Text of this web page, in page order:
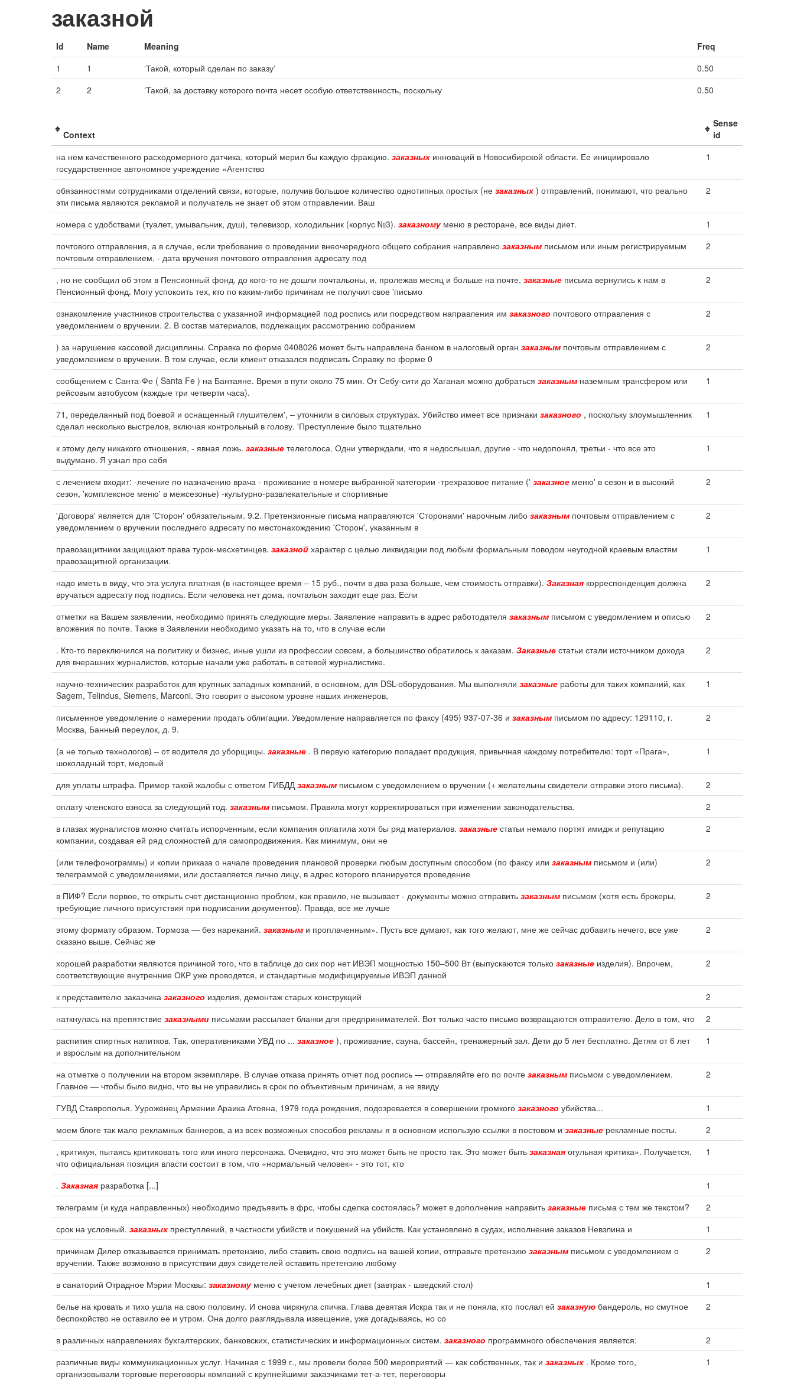
заказной
Id Name Meaning
Freq
1
1 ʻТакой, который сделан по заказуʼ
0.50
2
2 ʻТакой, за доставку которого почта несет особую ответственность, поскольку 0.50
Context
Sense
id
на нем качественного расходомерного датчика, который мерил бы каждую фракцию. заказных инноваций в Новосибирской области. Ее инициировало
государственное автономное учреждение «Агентство
1
обязанностями сотрудниками отделений связи, которые, получив большое количество однотипных простых (не заказных ) отправлений, понимают, что реально
эти письма являются рекламой и получатель не знает об этом отправлении. Ваш
2
номера с удобствами (туалет, умывальник, душ), телевизор, холодильник (корпус №3). заказномуменю в ресторане, все виды диет.
1
почтового отправления, а в случае, если требование о проведении внеочередного общего собрания направлено заказным письмом или иным регистрируемым
почтовым отправлением, - дата вручения почтового отправления адресату под
2
, но не сообщил об этом в Пенсионный фонд, до кого-то не дошли почтальоны, и, пролежав месяц и больше на почте, заказные письма вернулись к нам в
Пенсионный фонд. Могу успокоить тех, кто по каким-либо причинам не получил свое 'письмо
2
ознакомление участников строительства с указанной информацией под роспись или посредством направления им заказного почтового отправления с
уведомлением о вручении. 2. В состав материалов, подлежащих рассмотрению собранием
2
) за нарушение кассовой дисциплины. Справка по форме 0408026 может быть направлена банком в налоговый орган заказным почтовым отправлением с
уведомлением о вручении. В том случае, если клиент отказался подписать Справку по форме 0
2
сообщением с Санта-Фе ( Santa Fe ) на Бантаяне. Время в пути около 75 мин. От Себу-сити до Хаганая можно добраться заказным наземным трансфером или
рейсовым автобусом (каждые три четверти часа).
1
71, переделанный под боевой и оснащенный глушителем', – уточнили в силовых структурах. Убийство имеет все признаки заказного , поскольку злоумышленник
сделал несколько выстрелов, включая контрольный в голову. 'Преступление было тщательно
1
к этому делу никакого отношения, - явная ложь. заказные телеголоса. Одни утверждали, что я недослышал, другие - что недопонял, третьи - что все это
выдумано. Я узнал про себя
1
с лечением входит: -лечение по назначению врача - проживание в номере выбранной категории -трехразовое питание (' заказное меню' в сезон и в высокий
сезон, 'комплексное меню' в межсезонье) -культурно-развлекательные и спортивные
2
'Договора' является для 'Сторон' обязательным. 9.2. Претензионные письма направляются 'Сторонами' нарочным либо заказным почтовым отправлением с
уведомлением о вручении последнего адресату по местонахождению 'Сторон', указанным в
2
правозащитники защищают права турок-месхетинцев. заказной характер с целью ликвидации под любым формальным поводом неугодной краевым властям
правозащитной организации.
1
надо иметь в виду, что эта услуга платная (в настоящее время – 15 руб., почти в два раза больше, чем стоимость отправки). Заказная корреспонденция должна
вручаться адресату под подпись. Если человека нет дома, почтальон заходит еще раз. Если
2
отметки на Вашем заявлении, необходимо принять следующие меры. Заявление направить в адрес работодателя заказным письмом с уведомлением и описью
вложения по почте. Также в Заявлении необходимо указать на то, что в случае если
2
. Кто-то переключился на политику и бизнес, иные ушли из профессии совсем, а большинство обратилось к заказам. Заказные статьи стали источником дохода
для вчерашних журналистов, которые начали уже работать в сетевой журналистике.
2
научно-технических разработок для крупных западных компаний, в основном, для DSL-оборудования. Мы выполняли заказные работы для таких компаний, как
Sagem, Telindus, Siemens, Marconi. Это говорит о высоком уровне наших инженеров,
1
письменное уведомление о намерении продать облигации. Уведомление направляется по факсу (495) 937-07-36 и заказным письмом по адресу: 129110, г.
Москва, Банный переулок, д. 9.
2
(а не только технологов) – от водителя до уборщицы. заказные . В первую категорию попадает продукция, привычная каждому потребителю: торт «Прага»,
шоколадный торт, медовый
1
для уплаты штрафа. Пример такой жалобы с ответом ГИБДДзаказным письмом с уведомлением о вручении (+ желательны свидетели отправки этого письма).
2
оплату членского взноса за следующий год. заказным письмом. Правила могут корректироваться при изменении законодательства.
2
в глазах журналистов можно считать испорченным, если компания оплатила хотя бы ряд материалов. заказные статьи немало портят имидж и репутацию
компании, создавая ей ряд сложностей для самопродвижения. Как минимум, они не
2
(или телефонограммы) и копии приказа о начале проведения плановой проверки любым доступным способом (по факсу или заказным письмом и (или)
телеграммой с уведомлениями, или доставляется лично лицу, в адрес которого планируется проведение
2
в ПИФ? Если первое, то открыть счет дистанционно проблем, как правило, не вызывает - документы можно отправить заказным письмом (хотя есть брокеры,
требующие личного присутствия при подписании документов). Правда, все же лучше
2
этому формату образом. Тормоза — без нареканий. заказным и проплаченным». Пусть все думают, как того желают, мне же сейчас добавить нечего, все уже
сказано выше. Сейчас же
2
хорошей разработки являются причиной того, что в таблице до сих пор нет ИВЭП мощностью 150–500 Вт (выпускаются только заказные изделия). Впрочем,
соответствующие внутренние ОКР уже проводятся, и стандартные модифицируемые ИВЭП данной
2
к представителю заказчика заказного изделия, демонтаж старых конструкций
2
наткнулась на препятствие заказными письмами рассылает бланки для предпринимателей. Вот только часто письмо возвращаются отправителю. Дело в том, что
2
распития спиртных напитков. Так, оперативниками УВД по ... заказное ), проживание, сауна, бассейн, тренажерный зал. Дети до 5 лет бесплатно. Детям от 6 лет
и взрослым на дополнительном
1
на отметке о получении на втором экземпляре. В случае отказа принять отчет под роспись — отправляйте его по почте заказным письмом с уведомлением.
Главное — чтобы было видно, что вы не управились в срок по объективным причинам, а не ввиду
2
ГУВД Ставрополья. Ууроженец Армении Араика Атояна, 1979 года рождения, подозревается в совершении громкого заказного убийства...
1
моем блоге так мало рекламных баннеров, а из всех возможных способов рекламы я в основном использую ссылки в постовом и заказные рекламные посты.
2
, критикуя, пытаясь критиковать того или иного персонажа. Очевидно, что это может быть не просто так. Это может быть заказная огульная критика». Получается,
что официальная позиция власти состоит в том, что «нормальный человек» - это тот, кто
1
. Заказная разработка [...]
1
телеграмм (и куда направленных) необходимо предъявить в фрс, чтобы сделка состоялась? может в дополнение направить заказные письма с тем же текстом?
2
срок на условный. заказных преступлений, в частности убийств и покушений на убийств. Как установлено в судах, исполнение заказов Невзлина и
1
причинам Дилер отказывается принимать претензию, либо ставить свою подпись на вашей копии, отправьте претензию заказным письмом с уведомлением о
вручении. Также возможно в присутствии двух свидетелей оставить претензию любому
2
в санаторий Отрадное Мэрии Москвы: заказномуменю с учетом лечебных диет (завтрак - шведский стол)
1
белье на кровать и тихо ушла на свою половину. И снова чиркнула спичка. Глава девятая Искра так и не поняла, кто послал ей заказную бандероль, но смутное
беспокойство не оставило ее и утром. Она долго разглядывала извещение, уже догадываясь, но со
2
в различных направлениях бухгалтерских, банковских, статистических и информационных систем. заказного программного обеспечения является:
2
различные виды коммуникационных услуг. Начиная с 1999 г., мы провели более 500 мероприятий — как собственных, так и заказных . Кроме того,
организовывали торговые переговоры компаний с крупнейшими заказчиками тет-а-тет, переговоры
1